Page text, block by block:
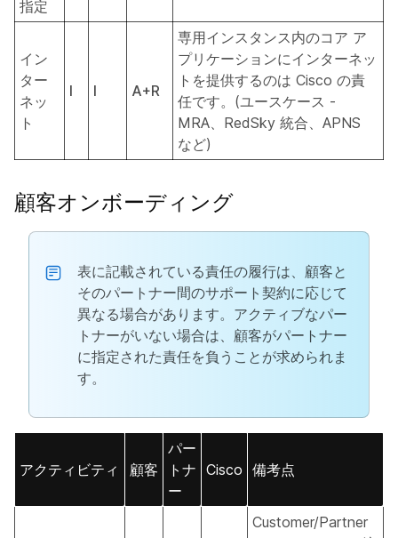
指定
イン
ター
ネッ
ト
I I A+R
専用インスタンス内のコア ア
プリケーションにインターネッ
トを提供するのは Cisco の責
任です。(ユースケース -
MRA、RedSky 統合、APNS
など)
顧客オンボーディング
表に記載されている責任の履行は、顧客と
そのパートナー間のサポート契約に応じて
異なる場合があります。アクティブなパー
トナーがいない場合は、顧客がパートナー
に指定された責任を負うことが求められま
す。
アクティビティ 顧客
パー
トナ
ー
Cisco 備考点
Customer/Partner